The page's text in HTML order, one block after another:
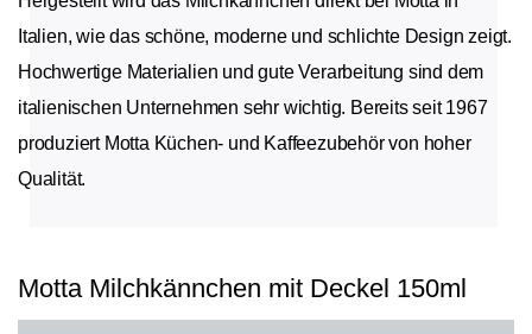
Italien, wie das schöne, moderne und schlichte Design zeigt.
Hochwertige Materialien und gute Verarbeitung sind dem
italienischen Unternehmen sehr wichtig. Bereits seit 1967
produziert Motta Küchen- und Kaffeezubehör von hoher
Qualität.
Motta Milchkännchen mit Deckel 150ml